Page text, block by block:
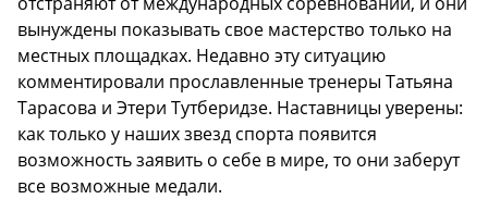
вынуждены показывать свое мастерство только на
местных площадках. Недавно эту ситуацию
комментировали прославленные тренеры Татьяна
Тарасова и Этери Тутберидзе. Наставницы уверены:
как только у наших звезд спорта появится
возможность заявить о себе в мире, то они заберут
все возможные медали.